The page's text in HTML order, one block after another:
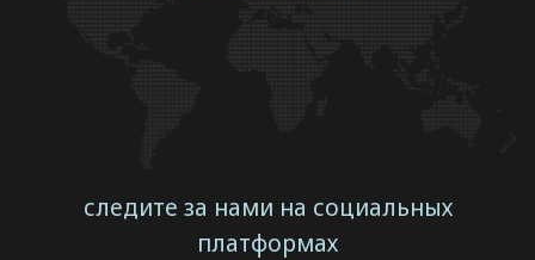
следите за нами на социальных
платформах